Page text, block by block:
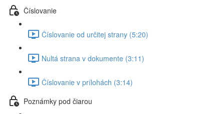
Číslovanie
Číslovanie od určitej strany (5:20)
Nultá strana v dokumente (3:11)
Číslovanie v prílohách (3:14)
Poznámky pod čiarou